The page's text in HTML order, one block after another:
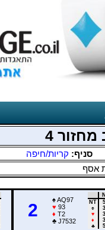
4
סניף: קריות/חיפה
אסף
2
♠AQ97
♥ 93
♦ T2
♣ J7532
NT
5
♠
3
♥
3
♦
3
♣
5